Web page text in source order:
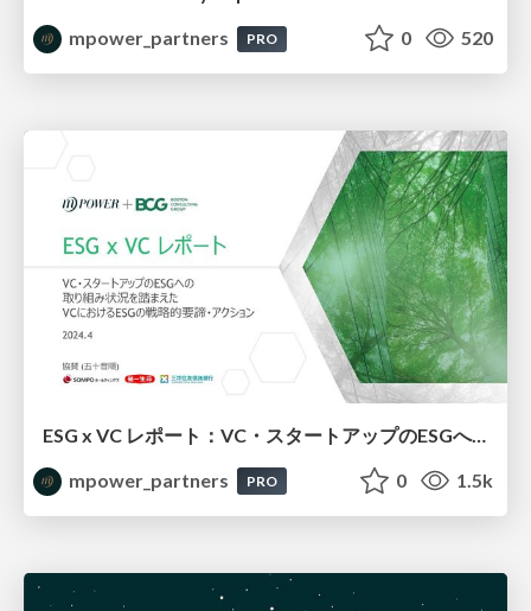
mpower_partners
PRO 0 520
ESG x VC レポート：VC・スタートアップのESGへの 取り組み状況を踏まえたVCにおけるESGの戦略的要諦・アクション
mpower_partners
PRO 0 1.5k